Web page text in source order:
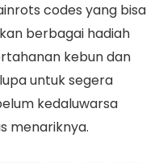
codes yang bisa
berbagai hadiah
kebun dan
untuk segera
kedaluwarsa
menariknya.